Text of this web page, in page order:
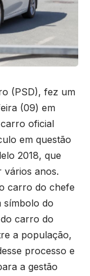
(PSD), fez um
(09) em
oficial
em questão
2018, que
vários anos.
carro do chefe
símbolo do
carro do
a população,
processo e
a gestão